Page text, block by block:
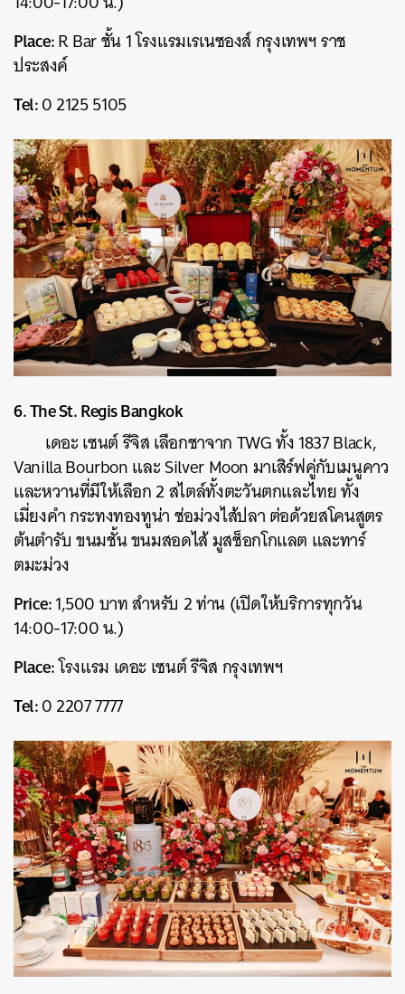
Place:R Bar ชั้น 1 โรงแรมเรเนซองส์ กรุงเทพฯ ราช
ประสงค์
Tel:0 2125 5105
6. The St. Regis Bangkok
เดอะ เซนต์ รีจิส เลือกชาจาก TWG ทั้ง 1837 Black,
Vanilla Bourbon และ Silver Moon มาเสิร์ฟคู่กับเมนูคาว
และหวานที่มีให้เลือก 2 สไตล์ทั้งตะวันตกและไทย ทั้ง
เมี่ยงคำ กระทงทองทูน่า ช่อม่วงไส้ปลา ต่อด้วยสโคนสูตร
ต้นตำรับ ขนมชั้น ขนมสอดไส้ มูสช็อกโกแลต และทาร์
ตมะม่วง
Price:1,500 บาท สำหรับ 2 ท่าน (เปิดให้บริการทุกวัน
14:00-17:00 น.)
Place:โรงแรม เดอะ เซนต์ รีจิส กรุงเทพฯ
Tel:0 2207 7777